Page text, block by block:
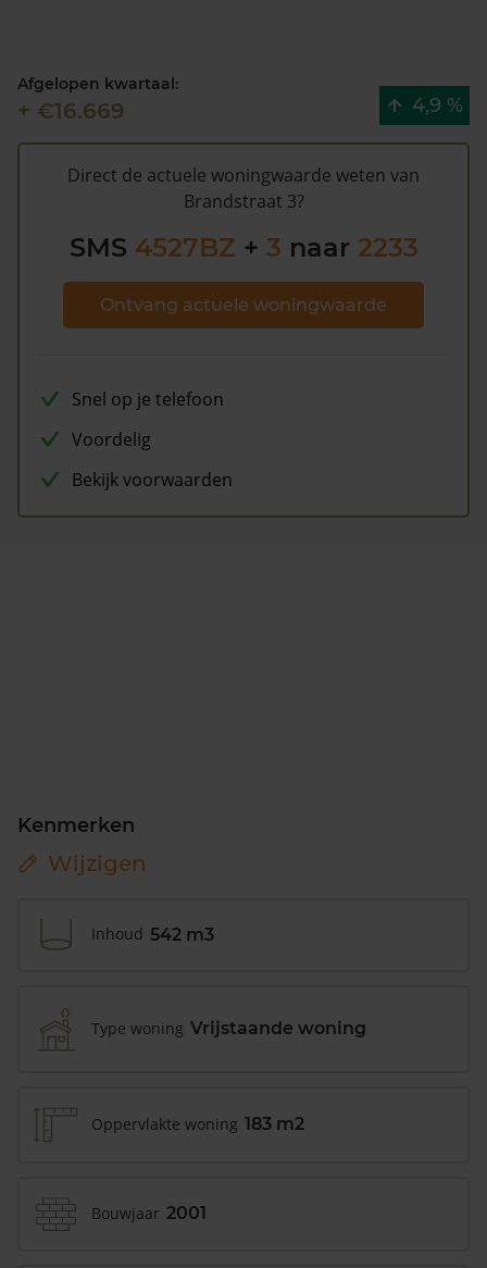
gemeente Sluis is €273.000 (2020). Volgens
Kadasterdata is de kans laag dat deze waarde te hoog
is en dat er bespaard zou kunnen worden op de
gemeentelijke belastingen. Met hetgratis WOZ alarm
bent u elk jaar op de hoogte van uw laatste WOZ
Afgelopen kwartaal:
+ €16.669 4,9 %
Direct de actuele woningwaarde weten van
Brandstraat 3?
SMS 4527BZ + 3 naar 2233
Ontvang actuele woningwaarde
Snel op je telefoon
Voordelig
Bekijk voorwaarden
Kenmerken
Wijzigen
Inhoud 542 m3
Type woning Vrijstaande woning
Oppervlakte woning 183 m2
Bouwjaar 2001